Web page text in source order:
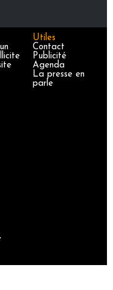
Utiles
Contact
Publicité
Agenda
La presse en
parle